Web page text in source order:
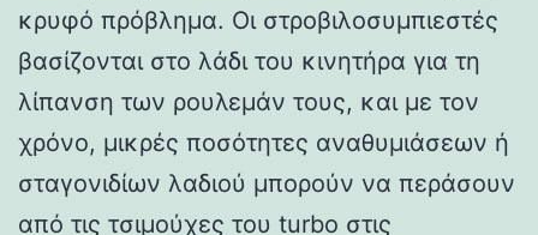
κρυφό πρόβλημα. Οι στροβιλοσυμπιεστές
βασίζονται στο λάδι του κινητήρα για τη
λίπανση των ρουλεμάν τους, και με τον
χρόνο, μικρές ποσότητες αναθυμιάσεων ή
σταγονιδίων λαδιού μπορούν να περάσουν
από τις τσιμούχες του turbo στις